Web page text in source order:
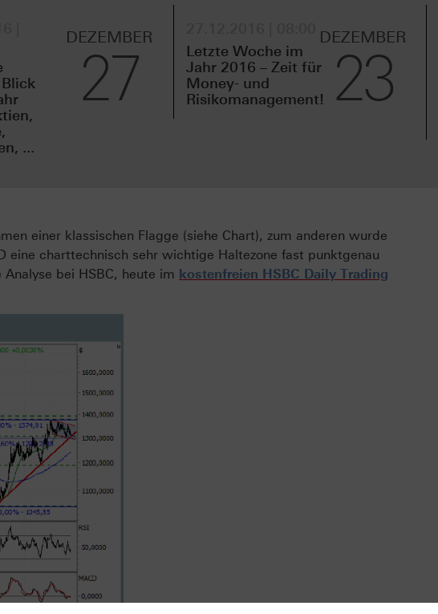
...
DEZEMBER
27
Letzte Woche im
Jahr 2016 – Zeit für
Money- und
Risikomanagement!
DEZEMBER
23
einer klassischen Flagge (siehe Chart), zum anderen wurde
eine charttechnisch sehr wichtige Haltezone fast punktgenau
bei HSBC, heute im kostenfreien HSBC Daily Trading